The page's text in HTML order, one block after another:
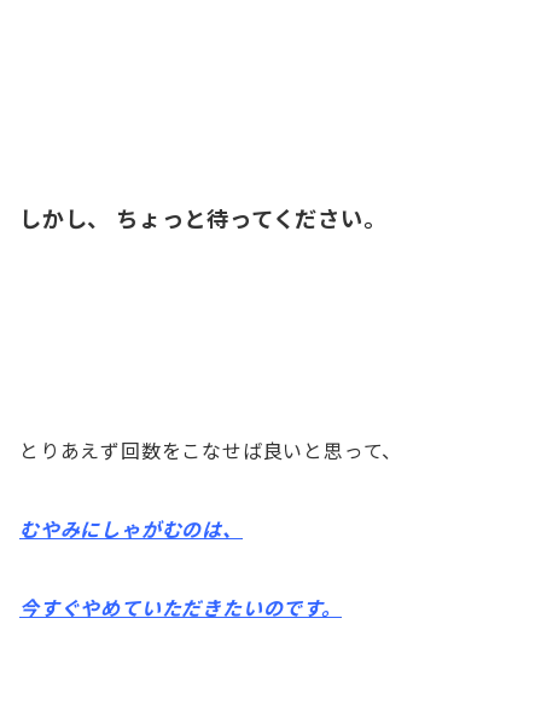
しかし、 ちょっと待ってください。
とりあえず回数をこなせば良いと思って、
むやみにしゃがむのは、
今すぐやめていただきたいのです。